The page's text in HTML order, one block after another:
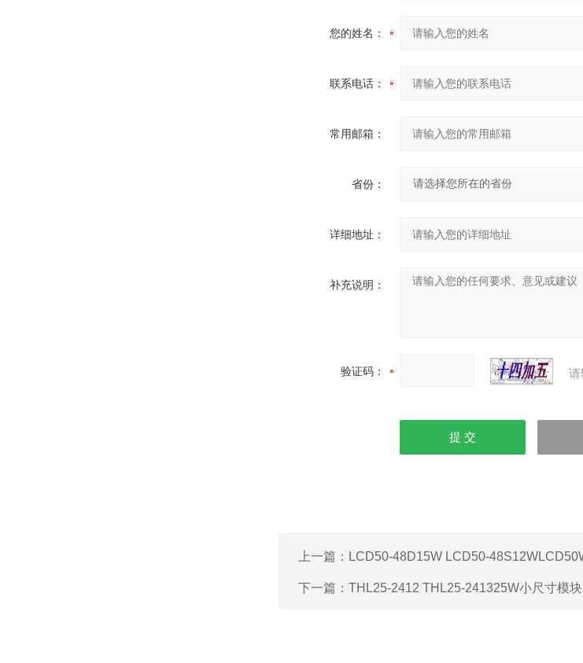
您的姓名：
联系电话：
常用邮箱：
省份：
详细地址：
补充说明：
验证码：
上一篇： LCD50-48D15W LCD50-
下一篇： THL25-2412 THL25-241325W小尺寸模